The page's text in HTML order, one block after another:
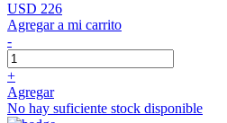
USD 226
Agregar a mi carrito
-
+
Agregar
No hay suficiente stock disponible